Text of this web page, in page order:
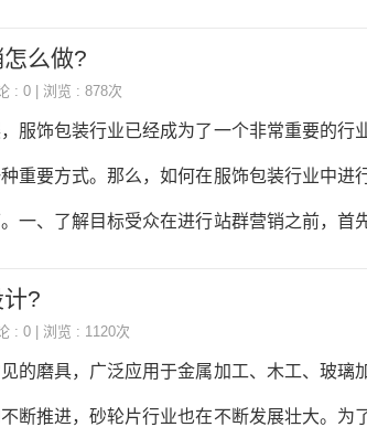
键词首先，需要选择与产品相关的关键词
么做?
: 0 | 浏览 : 878次
服饰包装行业已经成为了一个非常重要的行
重要方式。那么，如何在服饰包装行业中进
一、了解目标受众在进行站群营销之前，首
和女性。因此，在制定营销策略时，需要注
?
: 0 | 浏览 : 1120次
的磨具，广泛应用于金属加工、木工、玻璃
断推进，砂轮片行业也在不断发展壮大。为